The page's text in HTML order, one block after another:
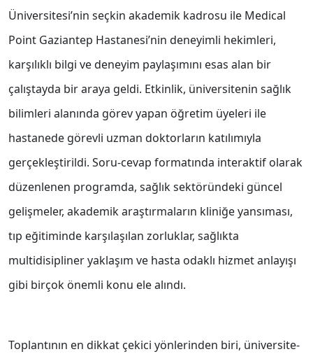
Üniversitesi’nin seçkin akademik kadrosu ile Medical
Point Gaziantep Hastanesi’nin deneyimli hekimleri,
karşılıklı bilgi ve deneyim paylaşımını esas alan bir
çalıştayda bir araya geldi. Etkinlik, üniversitenin sağlık
bilimleri alanında görev yapan öğretim üyeleri ile
hastanede görevli uzman doktorların katılımıyla
gerçekleştirildi. Soru-cevap formatında interaktif olarak
düzenlenen programda, sağlık sektöründeki güncel
gelişmeler, akademik araştırmaların kliniğe yansıması,
tıp eğitiminde karşılaşılan zorluklar, sağlıkta
multidisipliner yaklaşım ve hasta odaklı hizmet anlayışı
gibi birçok önemli konu ele alındı.
Toplantının en dikkat çekici yönlerinden biri, üniversite-